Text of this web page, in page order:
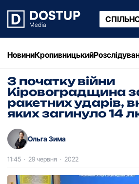
НовиниКропивницький
З початку війни
Кіровоградщина
ракетних ударів,
яких загинуло 14
Ольга Зима
11:45 · 29 червня · 2022